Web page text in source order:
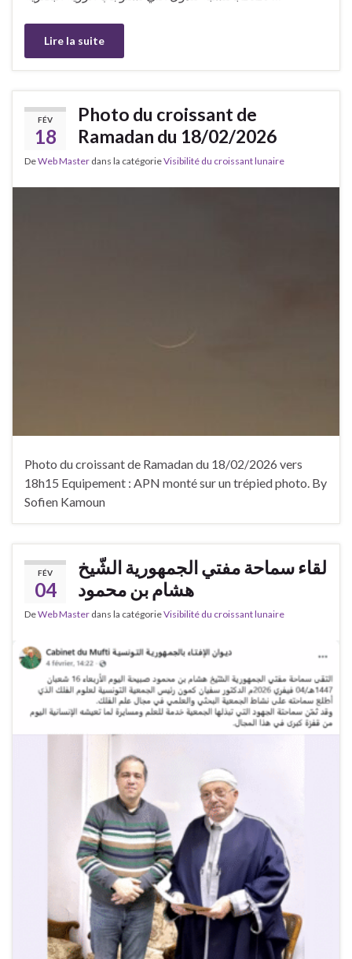
Lire la suite
FÉV
18
Photo du croissant de
Ramadan du 18/02/2026
DeWeb Master dans la catégorieVisibilité du croissant lunaire
Photo du croissant de Ramadan du 18/02/2026 vers
18h15 Equipement : APN monté sur un trépied photo. By
Sofien Kamoun
FÉV
04
لقاء سماحة مفتي الجمهورية الشّيخ
هشام بن محمود
DeWeb Master dans la catégorieVisibilité du croissant lunaire